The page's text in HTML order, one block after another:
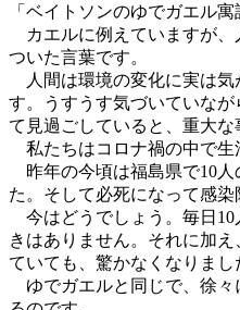
「ベイトソンのゆでガエル
カエルに例えていますが
ついた言葉です。
人間は環境の変化に実は
す。うすうす気づいていな
て見過ごしていると、重大な
私たちはコロナ禍の中で生
昨年の今頃は福島県で10
た。そして必死になって感染
今はどうでしょう。毎日
きはありません。それに加
ていても、驚かなくなりまし
ゆでガエルと同じで、徐